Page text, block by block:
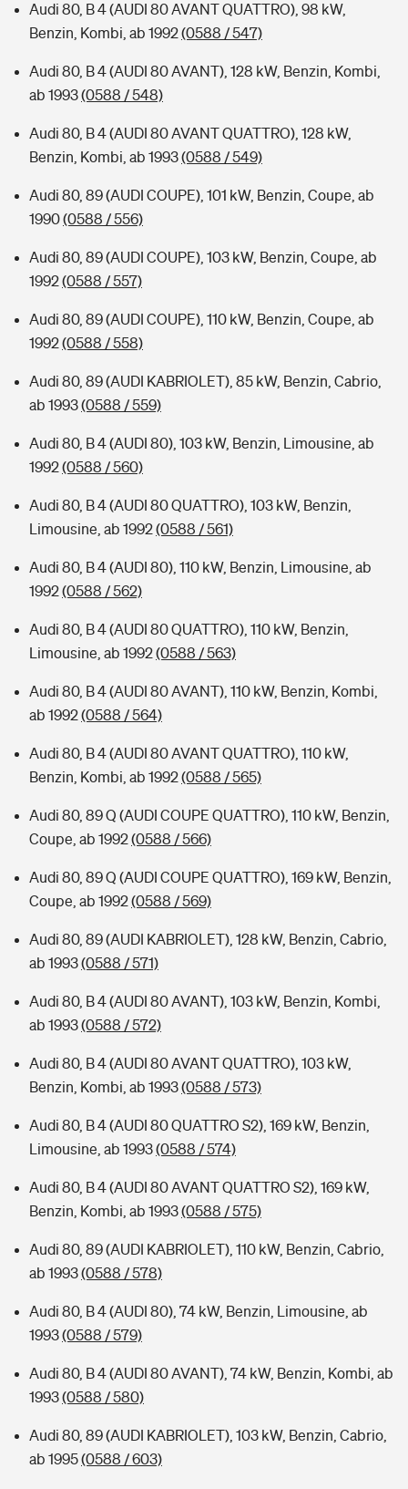
Audi 80, B 4 (AUDI 80 AVANT QUATTRO), 98 kW,
Benzin, Kombi, ab 1992(0588 / 547)
Audi 80, B 4 (AUDI 80 AVANT), 128 kW, Benzin, Kombi,
ab 1993(0588 / 548)
Audi 80, B 4 (AUDI 80 AVANT QUATTRO), 128 kW,
Benzin, Kombi, ab 1993(0588 / 549)
Audi 80, 89 (AUDI COUPE), 101 kW, Benzin, Coupe, ab
1990(0588 / 556)
Audi 80, 89 (AUDI COUPE), 103 kW, Benzin, Coupe, ab
1992(0588 / 557)
Audi 80, 89 (AUDI COUPE), 110 kW, Benzin, Coupe, ab
1992(0588 / 558)
Audi 80, 89 (AUDI KABRIOLET), 85 kW, Benzin, Cabrio,
ab 1993(0588 / 559)
Audi 80, B 4 (AUDI 80), 103 kW, Benzin, Limousine, ab
1992(0588 / 560)
Audi 80, B 4 (AUDI 80 QUATTRO), 103 kW, Benzin,
Limousine, ab 1992(0588 / 561)
Audi 80, B 4 (AUDI 80), 110 kW, Benzin, Limousine, ab
1992(0588 / 562)
Audi 80, B 4 (AUDI 80 QUATTRO), 110 kW, Benzin,
Limousine, ab 1992(0588 / 563)
Audi 80, B 4 (AUDI 80 AVANT), 110 kW, Benzin, Kombi,
ab 1992(0588 / 564)
Audi 80, B 4 (AUDI 80 AVANT QUATTRO), 110 kW,
Benzin, Kombi, ab 1992(0588 / 565)
Audi 80, 89 Q (AUDI COUPE QUATTRO), 110 kW, Benzin,
Coupe, ab 1992(0588 / 566)
Audi 80, 89 Q (AUDI COUPE QUATTRO), 169 kW, Benzin,
Coupe, ab 1992(0588 / 569)
Audi 80, 89 (AUDI KABRIOLET), 128 kW, Benzin, Cabrio,
ab 1993(0588 / 571)
Audi 80, B 4 (AUDI 80 AVANT), 103 kW, Benzin, Kombi,
ab 1993(0588 / 572)
Audi 80, B 4 (AUDI 80 AVANT QUATTRO), 103 kW,
Benzin, Kombi, ab 1993(0588 / 573)
Audi 80, B 4 (AUDI 80 QUATTRO S2), 169 kW, Benzin,
Limousine, ab 1993(0588 / 574)
Audi 80, B 4 (AUDI 80 AVANT QUATTRO S2), 169 kW,
Benzin, Kombi, ab 1993(0588 / 575)
Audi 80, 89 (AUDI KABRIOLET), 110 kW, Benzin, Cabrio,
ab 1993(0588 / 578)
Audi 80, B 4 (AUDI 80), 74 kW, Benzin, Limousine, ab
1993(0588 / 579)
Audi 80, B 4 (AUDI 80 AVANT), 74 kW, Benzin, Kombi, ab
1993(0588 / 580)
Audi 80, 89 (AUDI KABRIOLET), 103 kW, Benzin, Cabrio,
ab 1995(0588 / 603)